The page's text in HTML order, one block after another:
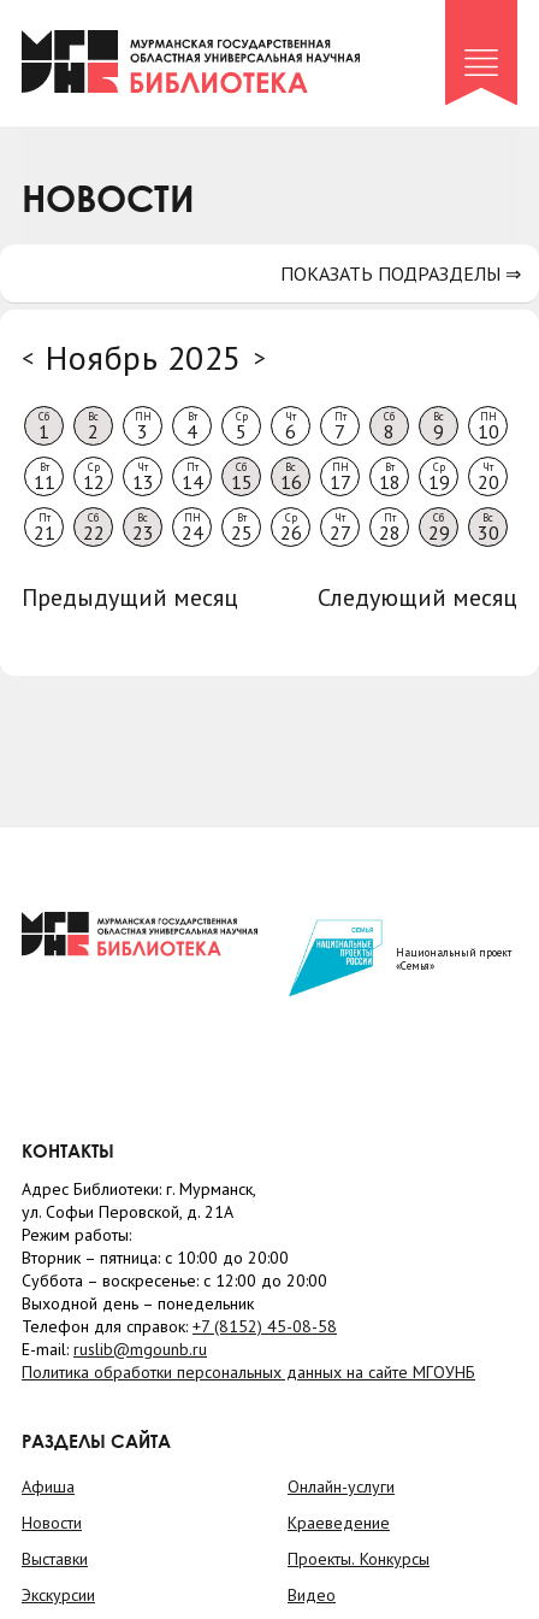
Клуб «Гиря и сельдерей»
Клуб «Семейный архив»
Коллегам
НОВОСТИ
< Ноябрь 2025 >
Сб
1
Вс
2
ПН
3
Вт
4
Ср
5
Чт
6
Пт
7
Сб
8
Вс
9
ПН
10
Вт
11
Ср
12
Чт
13
Пт
14
Сб
15
Вс
16
ПН
17
Вт
18
Ср
19
Чт
20
Пт
21
Сб
22
Вс
23
ПН
24
Вт
25
Ср
26
Чт
27
Пт
28
Сб
29
Вс
30
Предыдущий месяц Следующий месяц
ПОКАЗАТЬ ПОДРАЗДЕЛЫ ⇒
Национальный проект
«Семья»
КОНТАКТЫ
Адрес Библиотеки: г. Мурманск,
ул. Софьи Перовской, д. 21А
Режим работы:
Вторник – пятница: с 10:00 до 20:00
Суббота – воскресенье: c 12:00 до 20:00
Выходной день – понедельник
Телефон для справок: +7 (8152) 45-08-58
E-mail: ruslib@mgounb.ru
Политика обработки персональных данных на сайте МГОУНБ
РАЗДЕЛЫ САЙТА
Афиша
Новости
Выставки
Экскурсии
Онлайн-услуги
Краеведение
Проекты. Конкурсы
Видео